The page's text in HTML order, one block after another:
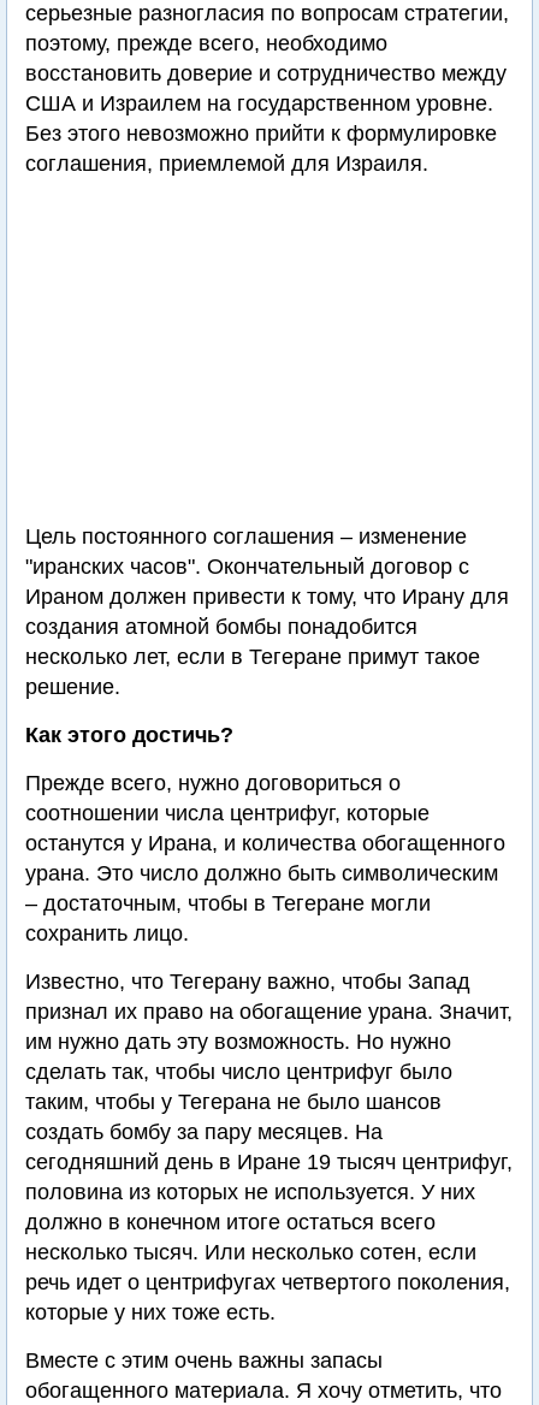
серьезные разногласия по вопросам стратегии,
поэтому, прежде всего, необходимо
восстановить доверие и сотрудничество между
США и Израилем на государственном уровне.
Без этого невозможно прийти к формулировке
соглашения, приемлемой для Израиля.
Цель постоянного соглашения – изменение
"иранских часов". Окончательный договор с
Ираном должен привести к тому, что Ирану для
создания атомной бомбы понадобится
несколько лет, если в Тегеране примут такое
решение.
Как этого достичь?
Прежде всего, нужно договориться о
соотношении числа центрифуг, которые
останутся у Ирана, и количества обогащенного
урана. Это число должно быть символическим
– достаточным, чтобы в Тегеране могли
сохранить лицо.
Известно, что Тегерану важно, чтобы Запад
признал их право на обогащение урана. Значит,
им нужно дать эту возможность. Но нужно
сделать так, чтобы число центрифуг было
таким, чтобы у Тегерана не было шансов
создать бомбу за пару месяцев. На
сегодняшний день в Иране 19 тысяч центрифуг,
половина из которых не используется. У них
должно в конечном итоге остаться всего
несколько тысяч. Или несколько сотен, если
речь идет о центрифугах четвертого поколения,
которые у них тоже есть.
Вместе с этим очень важны запасы
обогащенного материала. Я хочу отметить, что